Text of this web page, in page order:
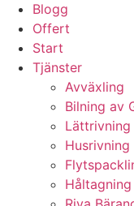
Blogg
Offert
Start
Tjänster
Avväxling
Bilning av
Lättrivning
Husrivning